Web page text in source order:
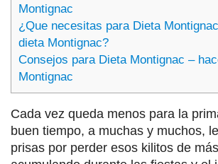
Montignac
¿Que necesitas para Dieta
dieta Montignac?
Consejos para Dieta Montignac –
Montignac
Cada vez queda menos para la
buen tiempo, a muchas y muchos,
prisas por perder esos kilitos de